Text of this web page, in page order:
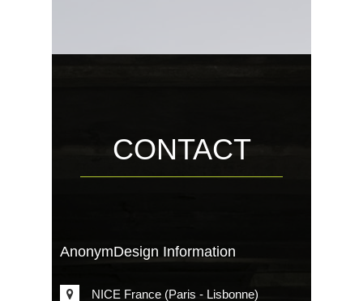
CONTACT
AnonymDesign Information
NICE France (Paris - Lisbonne)